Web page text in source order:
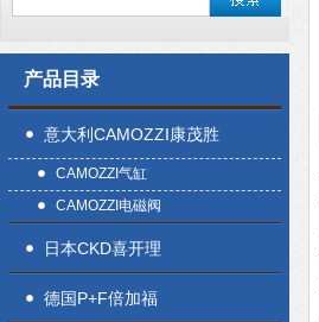
产品目录
意大利CAMOZZI康茂胜
CAMOZZI气缸
CAMOZZI电磁阀
日本CKD喜开理
德国P+F倍加福